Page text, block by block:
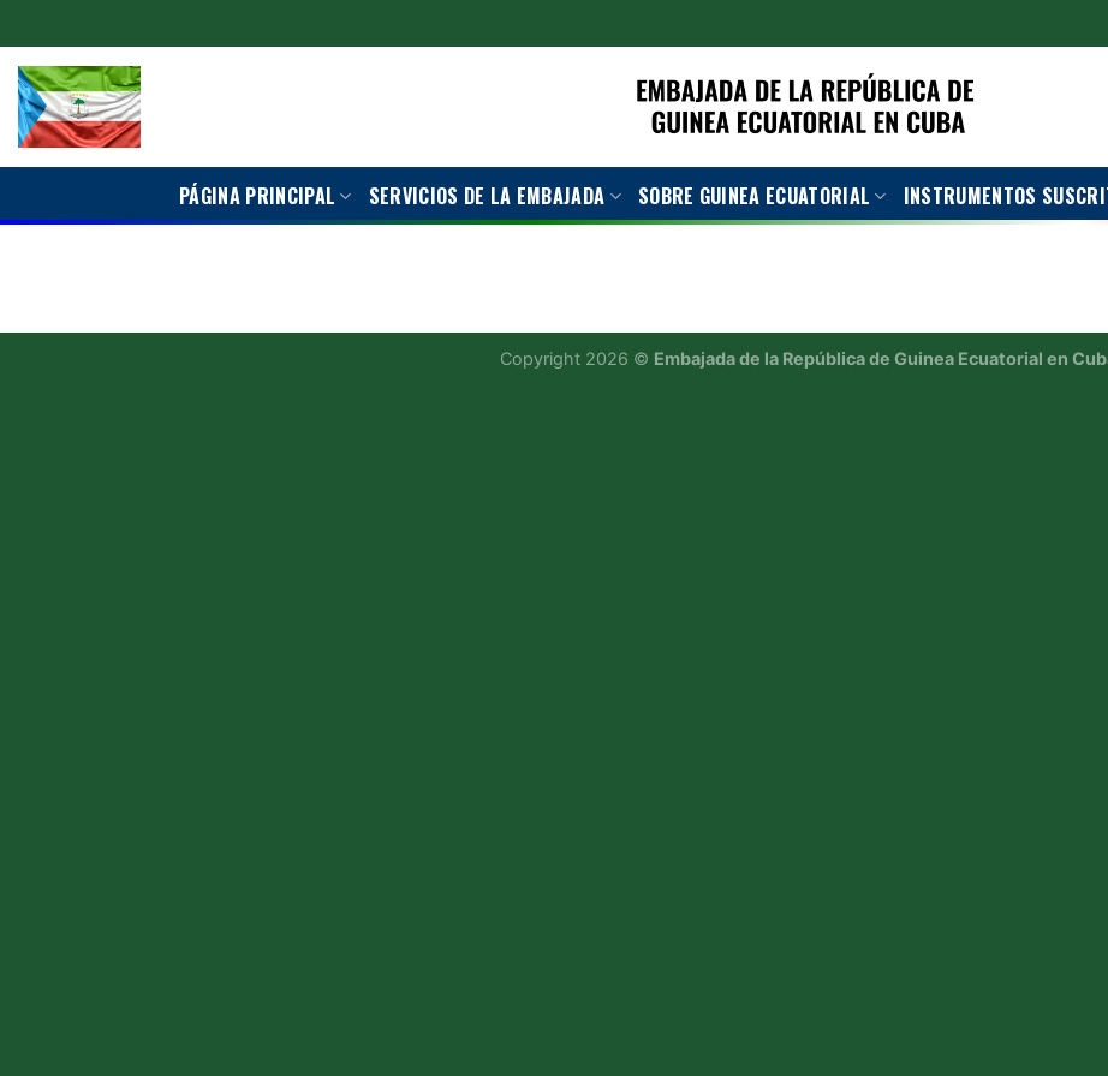
al
contenido
PÁGINA PRINCIPAL SERVICIOS DE LA EMBAJADA SOBRE GUINEA ECUATORIAL INSTRUMENTOS
Copyright 2026 © Embajada de la República de Guinea Ecuatorial en